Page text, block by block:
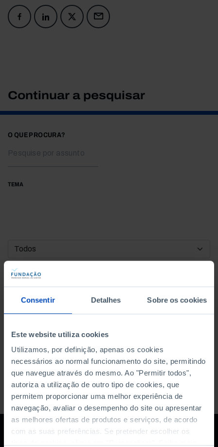
Consentir Detalhes Sobre os cookies
Este website utiliza cookies
Utilizamos, por definição, apenas os cookies
necessários ao normal funcionamento do site, permitindo
que navegue através do mesmo. Ao "Permitir todos",
autoriza a utilização de outro tipo de cookies, que
permitem proporcionar uma melhor experiência de
navegação, avaliar o desempenho do site ou apresentar
as melhores ofertas de produtos e serviços, de acordo
com as suas preferências. Se pretender escolher os
Continuar a pesquisar
O QUE PROCURA?
TEMA
DATA DE INÍCIO
DATA DE FIM